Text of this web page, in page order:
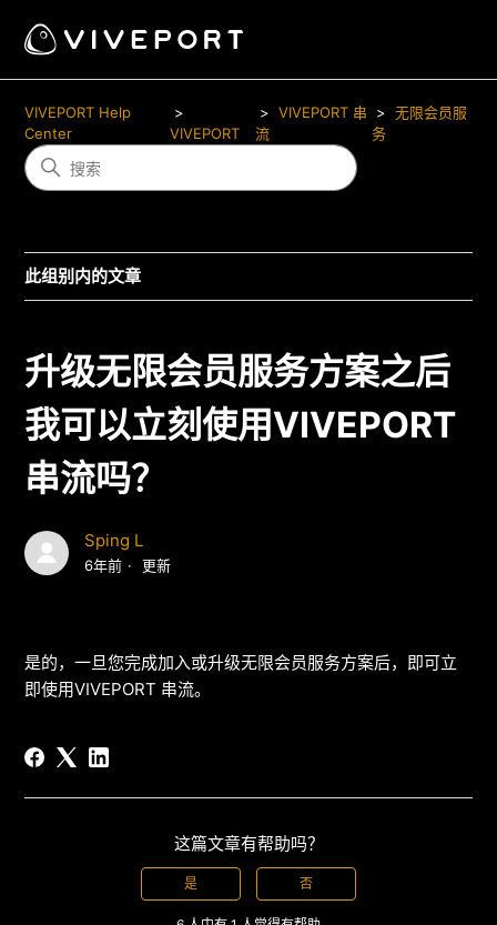
VIVEPORT Help
Center
VIVEPORT
VIVEPORT 串
流
无限会员服
务
此组别内的文章
升级无限会员服务方案之后
我可以立刻使用VIVEPORT
串流吗？
Sping L
6年前 更新
是的，一旦您完成加入或升级无限会员服务方案后，即可立
即使用VIVEPORT 串流。
这篇文章有帮助吗？
是 否